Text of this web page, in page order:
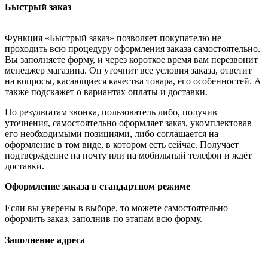
Быстрый заказ
Функция «Быстрый заказ» позволяет покупателю не
проходить всю процедуру оформления заказа самостоятельно.
Вы заполняете форму, и через короткое время вам перезвонит
менеджер магазина. Он уточнит все условия заказа, ответит
на вопросы, касающиеся качества товара, его особенностей. А
также подскажет о вариантах оплаты и доставки.
По результатам звонка, пользователь либо, получив
уточнения, самостоятельно оформляет заказ, укомплектовав
его необходимыми позициями, либо соглашается на
оформление в том виде, в котором есть сейчас. Получает
подтверждение на почту или на мобильный телефон и ждёт
доставки.
Оформление заказа в стандартном режиме
Если вы уверены в выборе, то можете самостоятельно
оформить заказ, заполнив по этапам всю форму.
Заполнение адреса